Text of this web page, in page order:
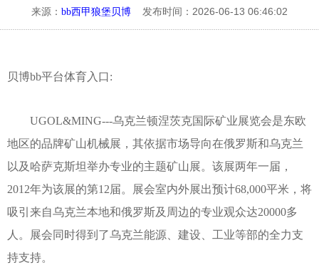
来源： bb西甲狼堡贝博 发布时间：2026-06-13 06:46:02
贝博bb平台体育入口:
UGOL&MING---乌克兰顿涅茨克国际矿业展览会是东欧
地区的品牌矿山机械展，其依据市场导向在俄罗斯和乌克兰
以及哈萨克斯坦举办专业的主题矿山展。该展两年一届，
2012年为该展的第12届。展会室内外展出预计68,000平米，将
吸引来自乌克兰本地和俄罗斯及周边的专业观众达20000多
人。展会同时得到了乌克兰能源、建设、工业等部的全力支
持支持。